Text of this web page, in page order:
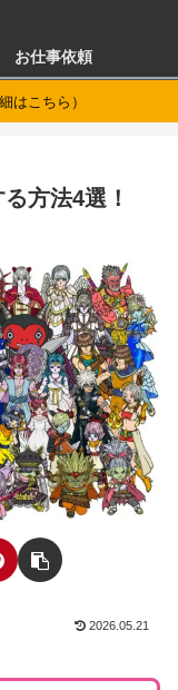
お仕事依頼
はこちら）
方法4選！
2026.05.21